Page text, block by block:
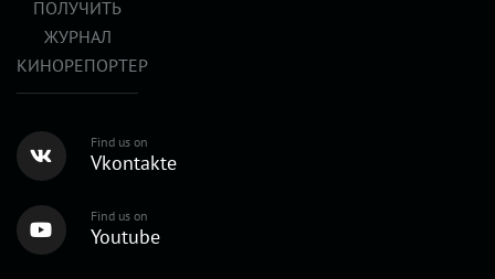
ПОЛУЧИТЬ
ЖУРНАЛ
КИНОРЕПОРТЕР
Find us on
Vkontakte
Find us on
Youtube